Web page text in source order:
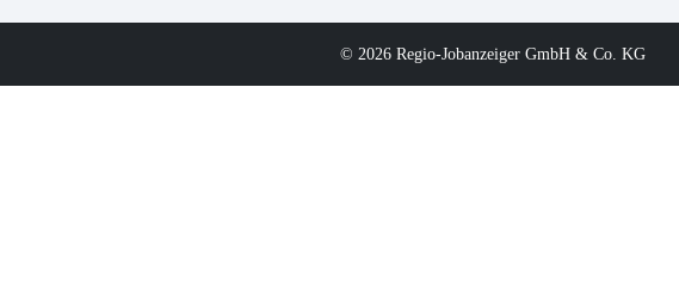
© 2026 Regio-Jobanzeiger GmbH & Co. KG